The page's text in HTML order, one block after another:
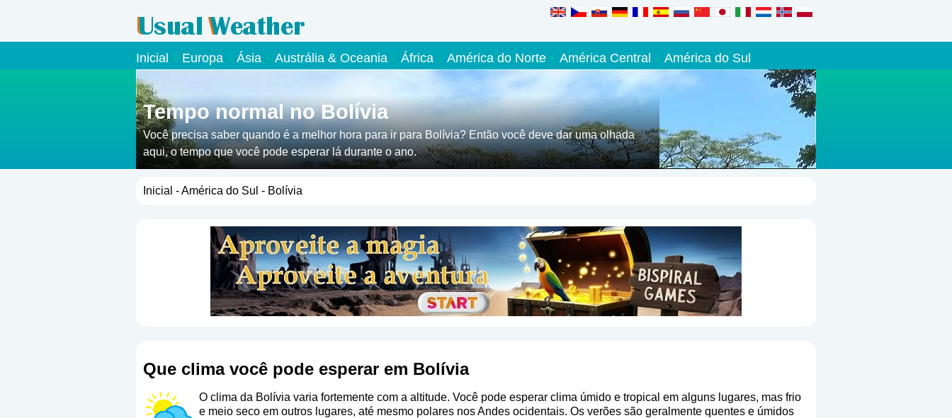
Inicial Europa Ásia Austrália & Oceania África América do Norte América Central América do Sul
Tempo normal no Bolívia
Você precisa saber quando é a melhor hora para ir para Bolívia? Então você deve dar uma olhada
aqui, o tempo que você pode esperar lá durante o ano.
Inicial -América do Sul - Bolívia
Que clima você pode esperar em Bolívia
O clima da Bolívia varia fortemente com a altitude. Você pode esperar clima úmido e tropical em alguns lugares, mas frio
e meio seco em outros lugares, até mesmo polares nos Andes ocidentais. Os verões são geralmente quentes e úmidos